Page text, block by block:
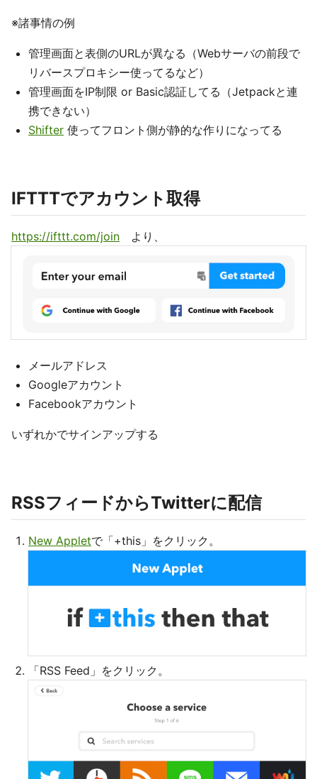
※諸事情の例
管理画面と表側のURLが異なる（Webサーバの前段で
リバースプロキシー使ってるなど）
管理画面をIP制限 or Basic認証してる（Jetpackと連
携できない）
Shifter 使ってフロント側が静的な作りになってる
IFTTTでアカウント取得
https://ifttt.com/join より、
メールアドレス
Googleアカウント
Facebookアカウント
いずれかでサインアップする
RSSフィードからTwitterに配信
New Appletで「+this」をクリック。
「RSS Feed」をクリック。